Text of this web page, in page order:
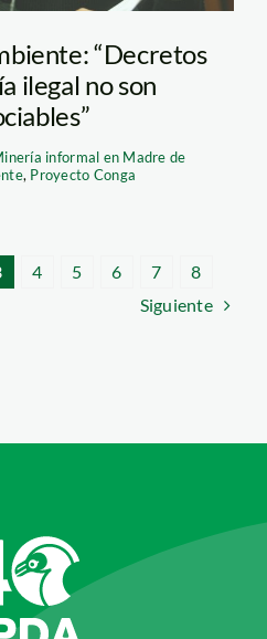
“Decretos
ilegal no son
informal en Madre de
, Proyecto Conga
4 5 6 7
8
Siguiente